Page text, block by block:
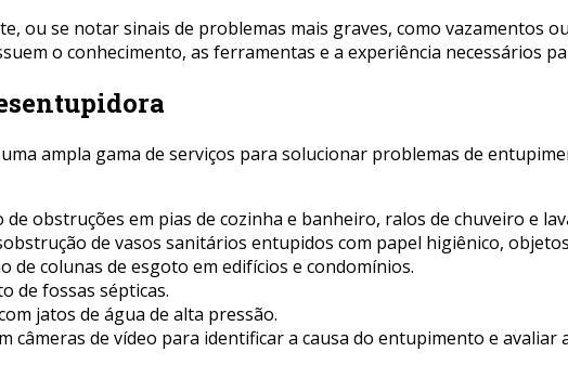
ou se notar sinais de problemas mais graves, como vazamentos
o conhecimento, as ferramentas e a experiência necessários
ampla gama de serviços para solucionar problemas de
de obstruções em pias de cozinha e banheiro, ralos de chuveiro e
de vasos sanitários entupidos com papel higiênico,
de colunas de esgoto em edifícios e condomínios.
de fossas sépticas.
jatos de água de alta pressão.
câmeras de vídeo para identificar a causa do entupimento e avaliar